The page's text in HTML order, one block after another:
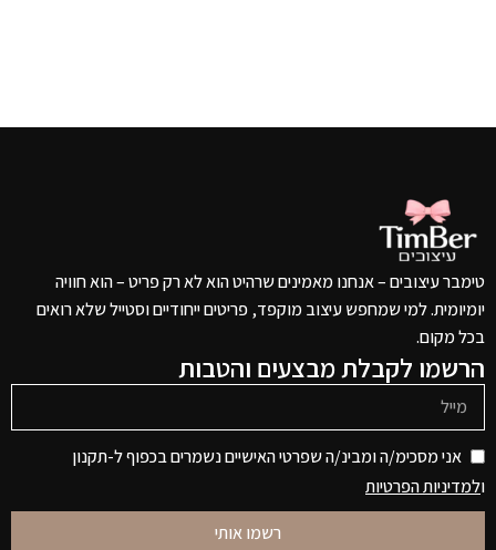
טימבר עיצובים – אנחנו מאמינים שרהיט הוא לא רק פריט – הוא חוויה
יומיומית. למי שמחפש עיצוב מוקפד, פריטים ייחודיים וסטייל שלא רואים
בכל מקום.
הרשמו לקבלת מבצעים והטבות
אני מסכימ/ה ומבינ/ה שפרטי האישיים נשמרים בכפוף ל-תקנון
ולמדיניות הפרטיות
רשמו אותי